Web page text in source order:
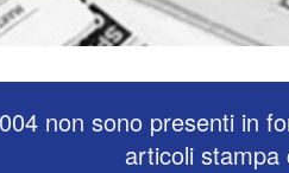
non sono presenti in
articoli